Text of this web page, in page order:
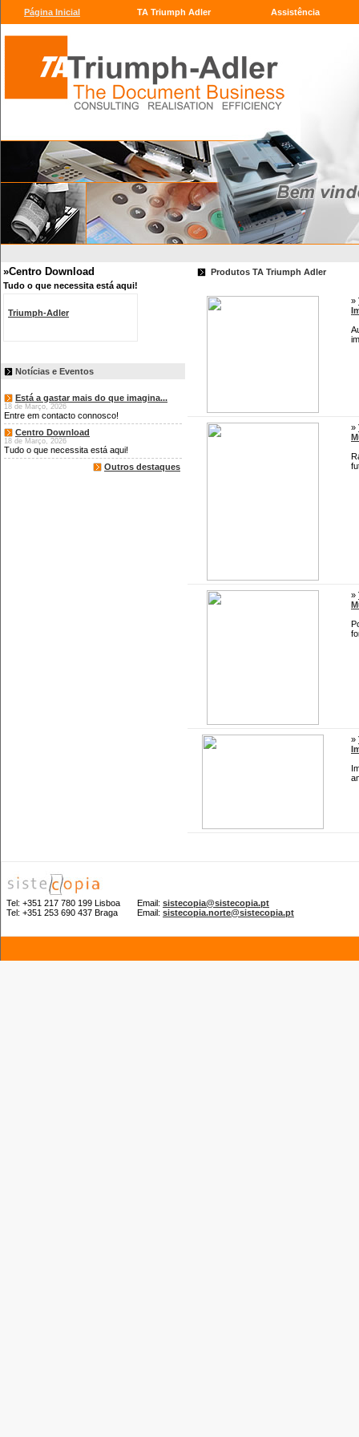
Página Inicial TA Triumph Adler Assistência
»Centro Download
Tudo o que necessita está aqui!
Triumph-Adler
Notícias e Eventos
Está a gastar mais do que imagina...
18 de Março, 2026
Entre em contacto connosco!
Centro Download
18 de Março, 2026
Tudo o que necessita está aqui!
Outros destaques
Produtos TA Triumph Adler
»
»
»
»
Tel: +351 217 780 199 Lisboa Email: sistecopia@sistecopia.pt
Tel: +351 253 690 437 Braga Email: sistecopia.norte@sistecopia.pt